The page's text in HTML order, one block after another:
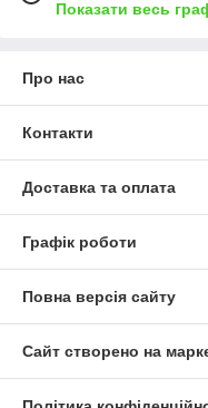
Показати весь
Про нас
Контакти
Доставка та оплата
Графік роботи
Повна версія сайту
Сайт створено на